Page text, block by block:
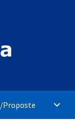
/Proposte